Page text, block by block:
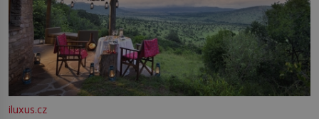
iluxus.cz